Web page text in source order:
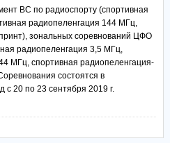
ВС по радиоспорту (спортивная
радиопеленгация 144 МГц,
зональных соревнований ЦФО
радиопеленгация 3,5 МГц,
МГц, спортивная радиопеленгация-
состоятся в
с 20 по 23 сентября 2019 г.